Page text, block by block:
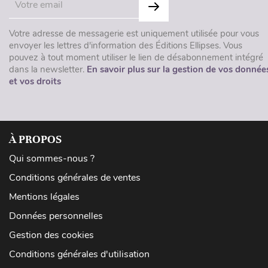
Votre adresse de messagerie est uniquement utilisée pour vous
envoyer les lettres d'information des Éditions Ellipses. Vous
pouvez à tout moment utiliser le lien de désabonnement intégré
dans la newsletter. En savoir plus sur la gestion de vos
et vos droits
À PROPOS
Qui sommes-nous ?
Conditions générales de ventes
Mentions légales
Données personnelles
Gestion des cookies
Conditions générales d'utilisation